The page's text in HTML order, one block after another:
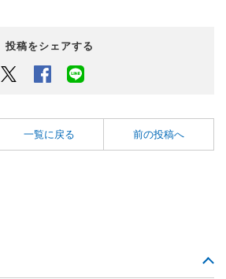
投稿をシェアする
Twitter Facebook
一覧に戻る 前の投稿へ